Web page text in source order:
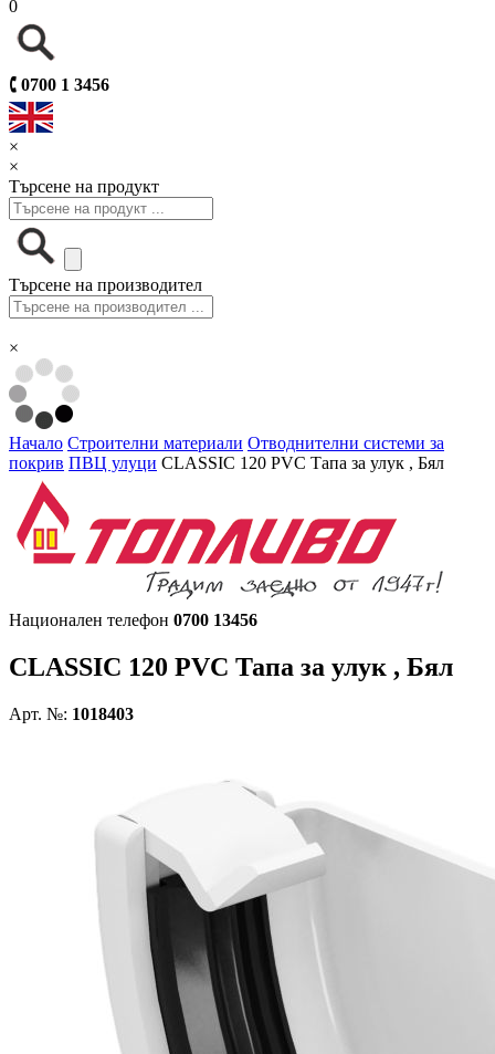
0
🕻 0700 1 3456
×
×
Търсене на продукт
Търсене на производител
×
Начало Строителни материали Отводнителни системи за
покрив ПВЦ улуци CLASSIC 120 PVC Тапа за улук , Бял
Национален телефон 0700 13456
CLASSIC 120 PVC Тапа за улук , Бял
Арт. №: 1018403